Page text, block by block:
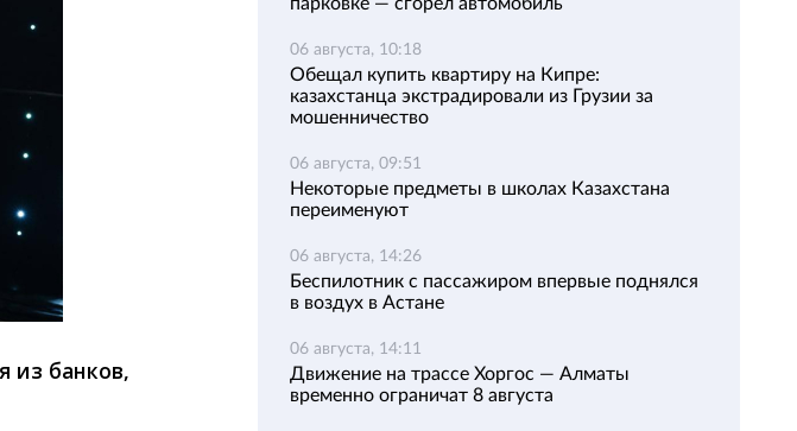
из банков,
06 августа, 10:18
Обещал купить квартиру на Кипре:
казахстанца экстрадировали из Грузии за
мошенничество
06 августа, 09:51
Некоторые предметы в школах Казахстана
переименуют
06 августа, 14:26
Беспилотник с пассажиром впервые поднялся
в воздух в Астане
06 августа, 14:11
Движение на трассе Хоргос — Алматы
временно ограничат 8 августа